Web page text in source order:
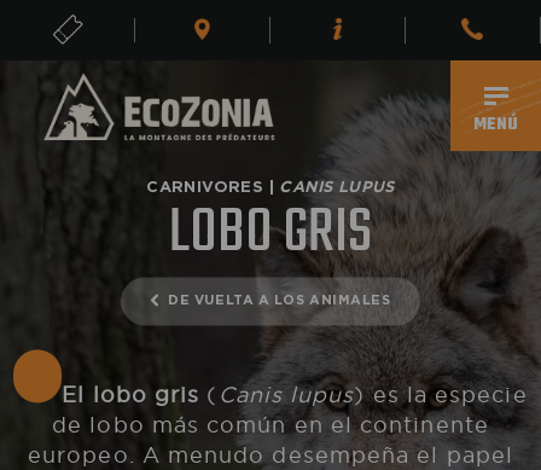
MENÚ
ENTRADAS
CARNIVORES | CANIS LUPUS
LOBO GRIS
DE VUELTA A LOS ANIMALES
El lobo gris ( Canis lupus) es la especie
de lobo más común en el continente
europeo. A menudo desempeña el papel